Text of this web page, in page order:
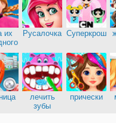
их
Русалочка Суперкрошки
лечить
зубы
прически